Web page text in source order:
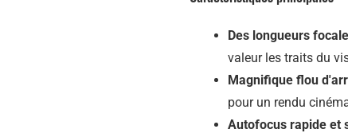
Des longueurs
valeur les traits du
Magnifique flou
pour un rendu
Autofocus rapide et